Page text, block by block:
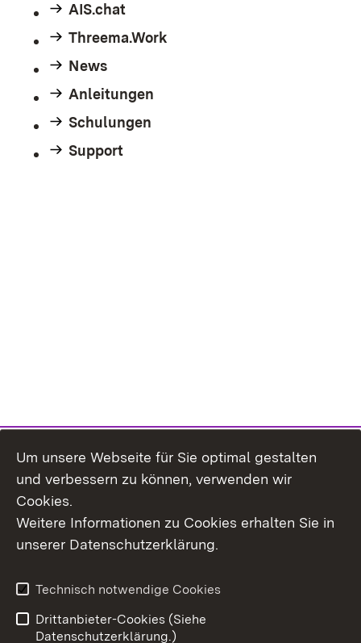
AIS.chat
Threema.Work
News
Anleitungen
Schulungen
Support
Erklärung zur
Benutzungshinweise
Um unsere Webseite für Sie optimal gestalten
und verbessern zu können, verwenden wir
Cookies.
Weitere Informationen zu Cookies erhalten Sie in
unserer Datenschutzerklärung.
Technisch notwendige Cookies
Drittanbieter-Cookies (Siehe
Datenschutzerklärung.)